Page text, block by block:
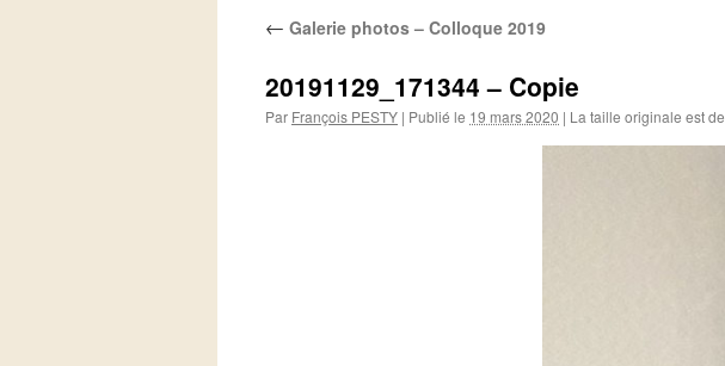
← Galerie photos – Colloque 2019
20191129_171344 – Copie
Par François PESTY | Publié le 19 mars 2020 | La taille originale est de